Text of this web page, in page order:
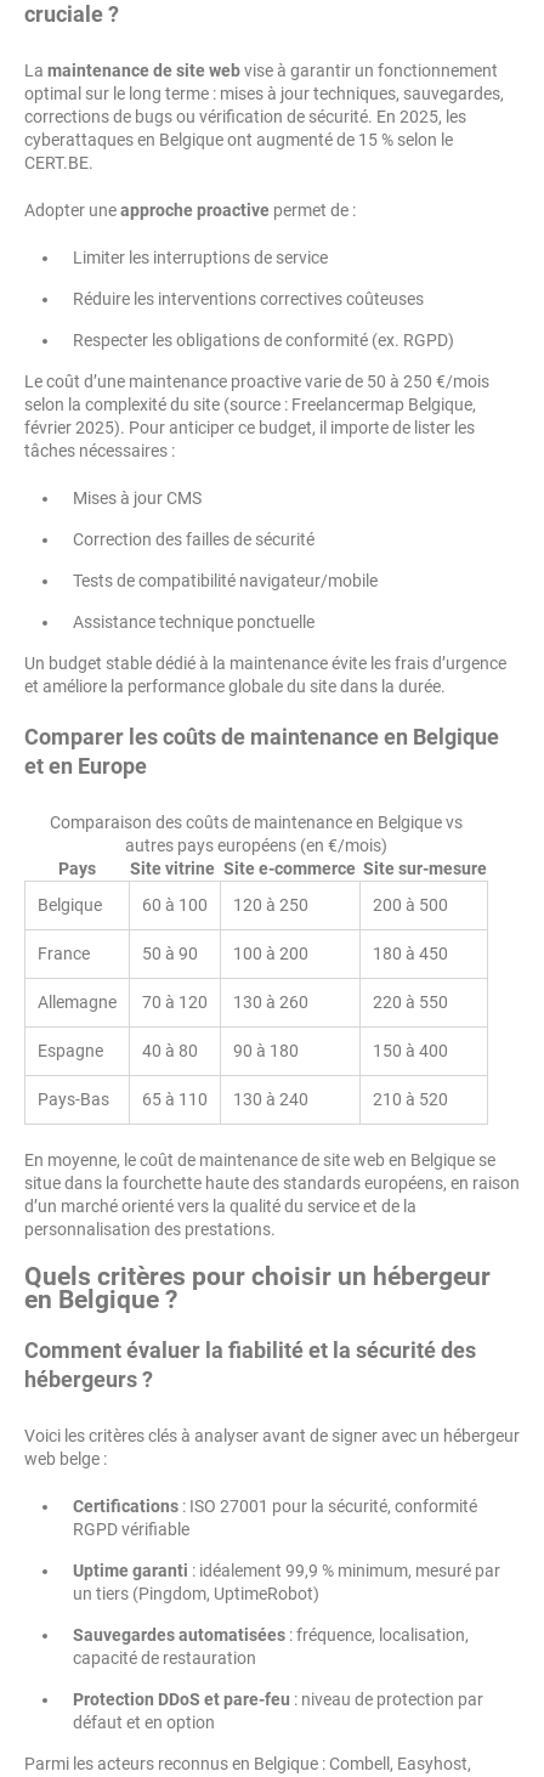
cruciale ?
La maintenance de site webvise à garantir un fonctionnement
optimal sur le long terme : mises à jour techniques, sauvegardes,
corrections de bugs ou vérification de sécurité. En 2025, les
cyberattaques en Belgique ont augmenté de 15 % selon le
CERT.BE.
Adopter uneapproche proactive permet de :
Limiter les interruptions de service
Réduire les interventions correctives coûteuses
Respecter les obligations de conformité (ex. RGPD)
Le coût d’une maintenance proactive varie de 50 à 250 €/mois
selon la complexité du site (source : Freelancermap Belgique,
février 2025). Pour anticiper ce budget, il importe de lister les
tâches nécessaires :
Mises à jour CMS
Correction des failles de sécurité
Tests de compatibilité navigateur/mobile
Assistance technique ponctuelle
Un budget stable dédié à la maintenance évite les frais d’urgence
et améliore la performance globale du site dans la durée.
Comparer les coûts de maintenance en Belgique
et en Europe
Comparaison des coûts de maintenance en Belgique vs
autres pays européens (en €/mois)
Pays
Site vitrine Site e-commerce Site sur-mesure
Belgique
60 à 100 120 à 250 200 à 500
France 50 à 90 100 à 200 180 à 450
Allemagne 70 à 120 130 à 260 220 à 550
Espagne 40 à 80 90 à 180 150 à 400
Pays-Bas 65 à 110 130 à 240 210 à 520
En moyenne, le coût de maintenance de site web en Belgique se
situe dans la fourchette haute des standards européens, en raison
d’un marché orienté vers la qualité du service et de la
personnalisation des prestations.
Quels critères pour choisir un hébergeur
en Belgique ?
Comment évaluer la fiabilité et la sécurité des
hébergeurs ?
Voici les critères clés à analyser avant de signer avec un hébergeur
web belge :
Certifications : ISO 27001 pour la sécurité, conformité
RGPD vérifiable
Uptime garanti : idéalement 99,9 % minimum, mesuré par
un tiers (Pingdom, UptimeRobot)
Sauvegardes automatisées : fréquence, localisation,
capacité de restauration
Protection DDoS et pare-feu : niveau de protection par
défaut et en option
Parmi les acteurs reconnus en Belgique : Combell, Easyhost,